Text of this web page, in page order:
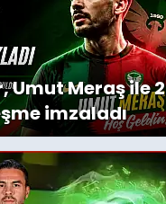
Umut Meraş ile 2
imzaladı